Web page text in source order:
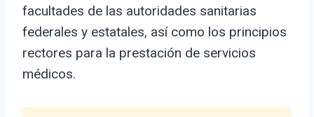
facultades de las autoridades sanitarias
federales y estatales, así como los principios
rectores para la prestación de servicios
médicos.